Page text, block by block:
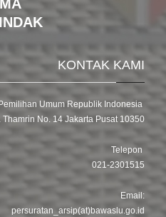
KONTAK KAMI
Umum Republik Indonesia
Thamrin No. 14 Jakarta Pusat 10350
Telepon
021-2301515
Email:
persuratan_arsip(at)bawaslu.go.id